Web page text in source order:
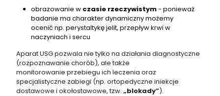
obrazowanie w czasie rzeczywistym- ponieważ
badanie ma charakter dynamiczny możemy
ocenić np. perystaltykę jelit, przepływ krwi w
naczyniach i sercu
Aparat USG pozwala nie tylko na działania diagnostyczne
(rozpoznawanie chorób), ale także
monitorowanie przebiegu ich leczenia oraz
specjalistyczne zabiegi (np. ortopedyczne iniekcje
dostawowe i okołostawowe, tzw. „blokady”).